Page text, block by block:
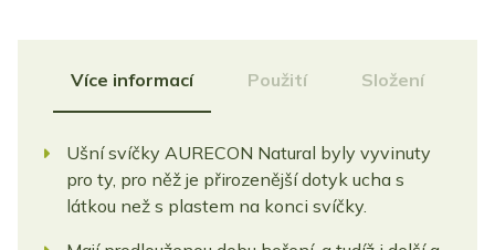
Více informací Použití Složení
Ušní svíčky AURECON Natural byly vyvinuty
pro ty, pro něž je přirozenější dotyk ucha s
látkou než s plastem na konci svíčky.